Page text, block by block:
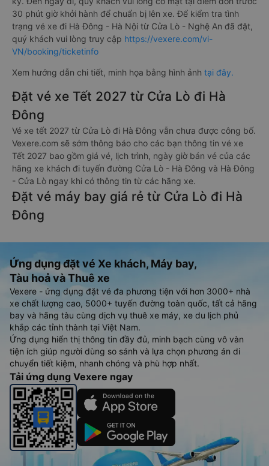
30 phút giờ khởi hành để chuẩn bị lên xe. Để kiểm tra tình
trạng vé xe đi Hà Đông - Hà Nội từ Cửa Lò - Nghệ An đã đặt,
quý khách vui lòng truy cập https://vexere.com/vi-
VN/booking/ticketinfo
Xem hướng dẫn chi tiết, minh họa bằng hình ảnh tại đây.
Đặt vé xe Tết 2027 từ Cửa Lò đi Hà
Đông
Vé xe tết 2027 từ Cửa Lò đi Hà Đông vẫn chưa được công bố.
Vexere.com sẽ sớm thông báo cho các bạn thông tin vé xe
Tết 2027 bao gồm giá vé, lịch trình, ngày giờ bán vé của các
hãng xe khách đi tuyến đường Cửa Lò - Hà Đông và Hà Đông
- Cửa Lò ngay khi có thông tin từ các hãng xe.
Đặt vé máy bay giá rẻ từ Cửa Lò đi Hà
Đông
Ứng dụng đặt vé Xe khách, Máy bay,
Tàu hoả và Thuê xe
Vexere - ứng dụng đặt vé đa phương tiện với hơn 3000+ nhà
xe chất lượng cao, 5000+ tuyến đường toàn quốc, tất cả hãng
bay và hãng tàu cùng dịch vụ thuê xe máy, xe du lịch phủ
khắp các tỉnh thành tại Việt Nam.
Ứng dụng hiển thị thông tin đầy đủ, minh bạch cùng vô vàn
tiện ích giúp người dùng so sánh và lựa chọn phương án di
chuyển tiết kiệm, nhanh chóng và phù hợp nhất.
Tải ứng dụng Vexere ngay